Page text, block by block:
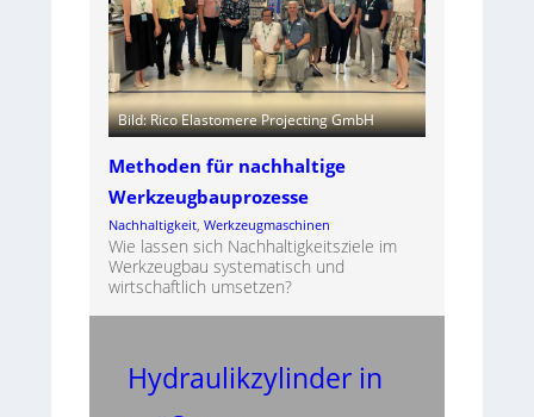
Bild: Rico Elastomere Projecting GmbH
Methoden für nachhaltige
Werkzeugbauprozesse
Nachhaltigkeit, Werkzeugmaschinen
Wie lassen sich Nachhaltigkeitsziele im
Werkzeugbau systematisch und
wirtschaftlich umsetzen?
Hydraulikzylinder in